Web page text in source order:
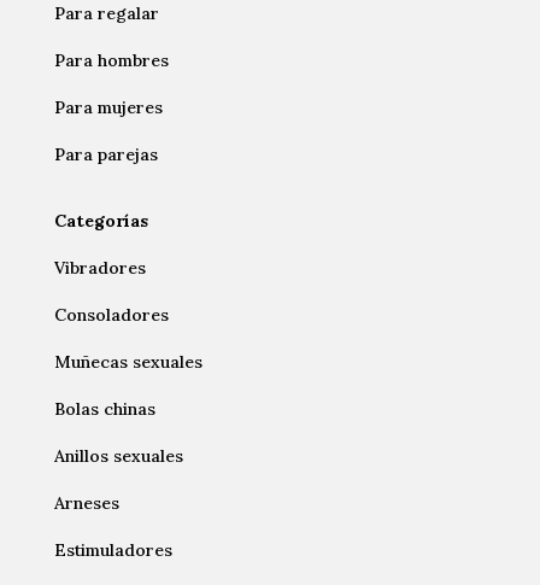
Para regalar
Para hombres
Para mujeres
Para parejas
Categorías
Vibradores
Consoladores
Muñecas sexuales
Bolas chinas
Anillos sexuales
Arneses
Estimuladores